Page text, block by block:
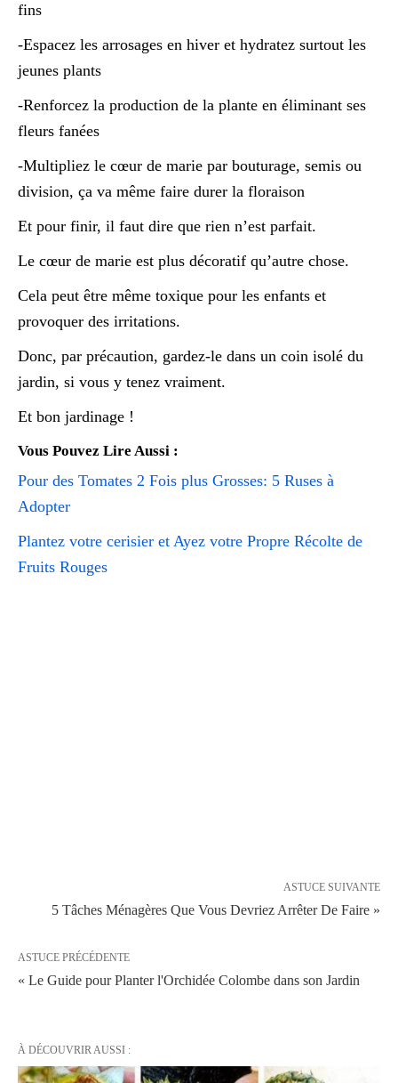
fins
-Espacez les arrosages en hiver et hydratez surtout les
jeunes plants
-Renforcez la production de la plante en éliminant ses
fleurs fanées
-Multipliez le cœur de marie par bouturage, semis ou
division, ça va même faire durer la floraison
Et pour finir, il faut dire que rien n’est parfait.
Le cœur de marie est plus décoratif qu’autre chose.
Cela peut être même toxique pour les enfants et
provoquer des irritations.
Donc, par précaution, gardez-le dans un coin isolé du
jardin, si vous y tenez vraiment.
Et bon jardinage !
Vous Pouvez Lire Aussi :
Pour des Tomates 2 Fois plus Grosses: 5 Ruses à
Adopter
Plantez votre cerisier et Ayez votre Propre Récolte de
Fruits Rouges
ASTUCE SUIVANTE
5 Tâches Ménagères Que Vous Devriez Arrêter De Faire »
ASTUCE PRÉCÉDENTE
« Le Guide pour Planter l'Orchidée Colombe dans son Jardin
À DÉCOUVRIR AUSSI :